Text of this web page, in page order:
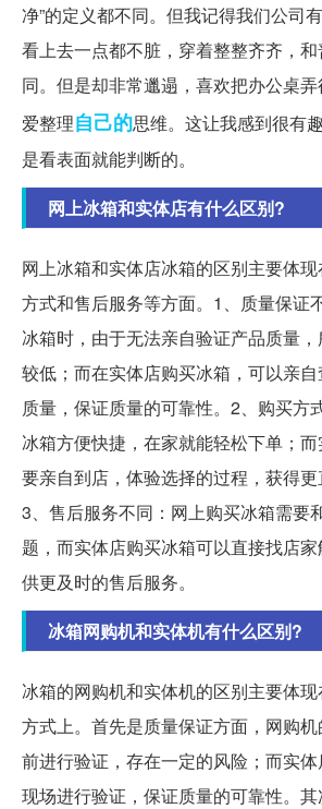
净”的定义都不同。但我记得我们公司
看上去一点都不脏，穿着整整齐齐，
同。但是却非常邋遢，喜欢把办公桌
爱整理自己的思维。这让我感到很有
是看表面就能判断的。
网上冰箱和实体店有什么区别?
网上冰箱和实体店冰箱的区别主要体
方式和售后服务等方面。1、质量保证
冰箱时，由于无法亲自验证产品质量
较低；而在实体店购买冰箱，可以亲
质量，保证质量的可靠性。2、购买方
冰箱方便快捷，在家就能轻松下单；
要亲自到店，体验选择的过程，获得更
3、售后服务不同：网上购买冰箱需要
题，而实体店购买冰箱可以直接找店
供更及时的售后服务。
冰箱网购机和实体机有什么区别?
冰箱的网购机和实体机的区别主要体
方式上。首先是质量保证方面，网购
前进行验证，存在一定的风险；而实
现场进行验证，保证质量的可靠性。